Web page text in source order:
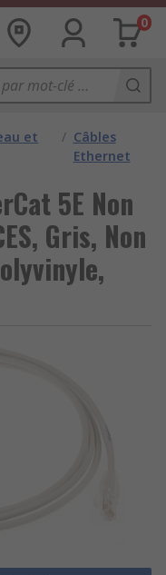
0
et
/ Câbles
Ethernet
5E Non
Gris, Non